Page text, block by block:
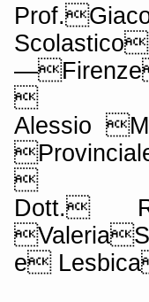

Alessio

Dott.
e